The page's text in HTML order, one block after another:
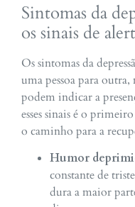
Sintomas da
os sinais de
Os sintomas da
uma pessoa para
podem indicar a
esses sinais é o
o caminho para a
Humor
constante de
dura a maior